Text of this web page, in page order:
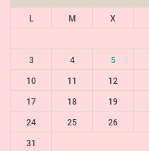
L M X
3 4 5
10 11 12
17 18 19
24 25 26
31